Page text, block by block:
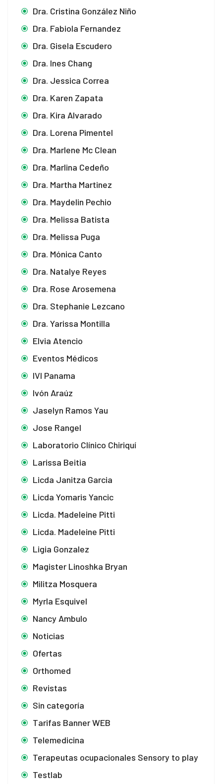
Dra. Cristina González Niño
Dra. Fabiola Fernandez
Dra. Gisela Escudero
Dra. Ines Chang
Dra. Jessica Correa
Dra. Karen Zapata
Dra. Kira Alvarado
Dra. Lorena Pimentel
Dra. Marlene Mc Clean
Dra. Marlina Cedeño
Dra. Martha Martinez
Dra. Maydelin Pechio
Dra. Melissa Batista
Dra. Melissa Puga
Dra. Mónica Canto
Dra. Natalye Reyes
Dra. Rose Arosemena
Dra. Stephanie Lezcano
Dra. Yarissa Montilla
Elvia Atencio
Eventos Médicos
IVI Panama
Ivón Araúz
Jaselyn Ramos Yau
Jose Rangel
Laboratorio Clínico Chiriquí
Larissa Beitia
Licda Janitza Garcia
Licda Yomaris Yancic
Licda. Madeleine Pitti
Licda. Madeleine Pitti
Ligia Gonzalez
Magister Linoshka Bryan
Militza Mosquera
Myrla Esquivel
Nancy Ambulo
Noticias
Ofertas
Orthomed
Revistas
Sin categoría
Tarifas Banner WEB
Telemedicina
Terapeutas ocupacionales Sensory to play
Testlab